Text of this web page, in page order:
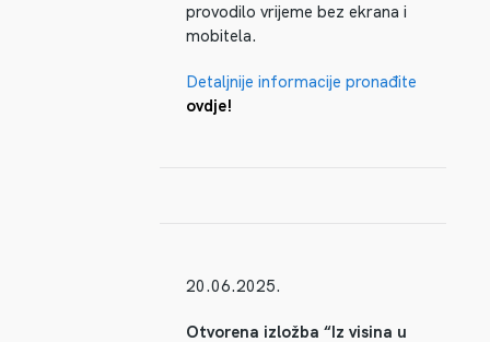
provodilo vrijeme bez ekrana i
mobitela.
Detaljnije informacije pronađite
ovdje!
20.06.2025.
Otvorena izložba “Iz visina u